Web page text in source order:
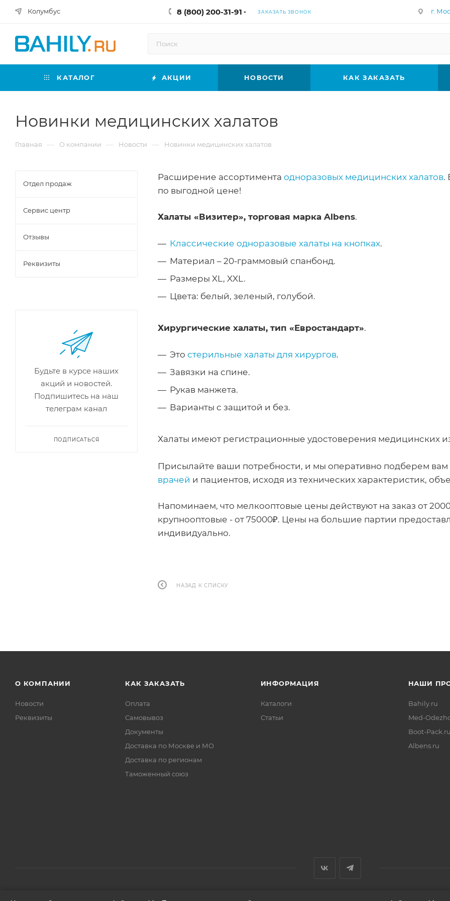
Колумбус 8 (800) 200-31-91 ЗАКАЗАТЬ ЗВОНОК г.
КАТАЛОГ АКЦИИ НОВОСТИ КАК ЗАКАЗАТЬ
Новинки медицинских халатов
Главная — О компании — Новости — Новинки медицинских халатов
Расширение ассортимента одноразовых медицинских халатов.
по выгодной цене!
Халаты «Визитер», торговая марка Albens.
Классические одноразовые халаты на кнопках.
Материал – 20-граммовый спанбонд.
Размеры XL, XXL.
Цвета: белый, зеленый, голубой.
Хирургические халаты, тип «Евростандарт».
Это стерильные халаты для хирургов.
Завязки на спине.
Рукав манжета.
Варианты с защитой и без.
Халаты имеют регистрационные удостоверения медицинских
Присылайте ваши потребности, и мы оперативно подберем
врачей и пациентов, исходя из технических характеристик,
Напоминаем, что мелкооптовые цены действуют на заказ от
крупнооптовые - от 75000₽. Цены на большие партии
индивидуально.
НАЗАД К СПИСКУ
Отдел продаж
Сервис центр
Отзывы
Реквизиты
Будьте в курсе наших
акций и новостей.
Подпишитесь на наш
телеграм канал
ПОДПИСАТЬСЯ
О КОМПАНИИ
Новости
Реквизиты
КАК ЗАКАЗАТЬ
Оплата
Самовывоз
Документы
Доставка по Москве и МО
Доставка по регионам
Таможенный союз
ИНФОРМАЦИЯ
Каталоги
Статьи
НАШИ
Bahily.ru
Med-
Boot-Pack.ru
Albens.ru